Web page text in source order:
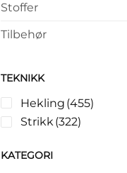
Stoffer
Tilbehør
TEKNIKK
Hekling (455)
Strikk(322)
KATEGORI